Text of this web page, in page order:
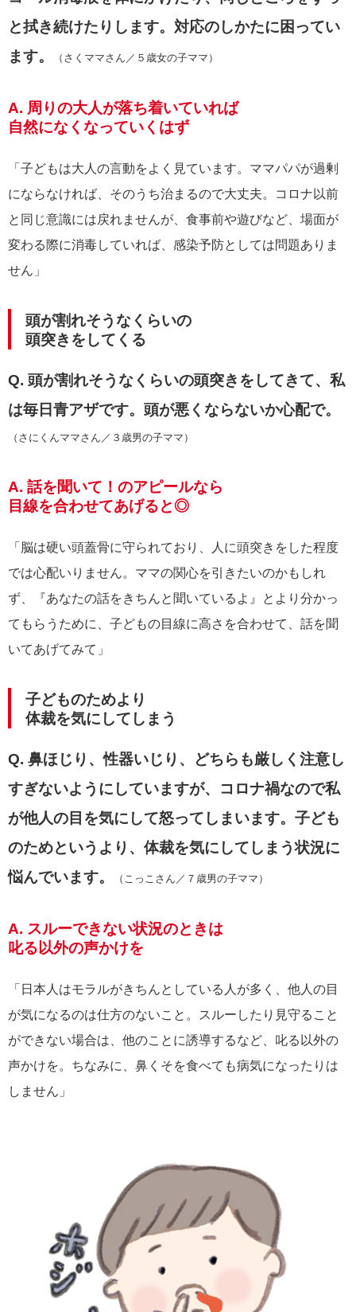
と拭き続けたりします。対応のしかたに困ってい
ます。
（さくママさん／５歳女の子ママ）
A. 周りの大人が落ち着いていれば
自然になくなっていくはず
「子どもは大人の言動をよく見ています。ママパパが過剰
にならなければ、そのうち治まるので大丈夫。コロナ以前
と同じ意識には戻れませんが、食事前や遊びなど、場面が
変わる際に消毒していれば、感染予防としては問題ありま
せん」
頭が割れそうなくらいの
頭突きをしてくる
Q. 頭が割れそうなくらいの頭突きをしてきて、私
は毎日青アザです。頭が悪くならないか心配で。
（さにくんママさん／３歳男の子ママ）
A. 話を聞いて！のアピールなら
目線を合わせてあげると◎
「脳は硬い頭蓋骨に守られており、人に頭突きをした程度
では心配いりません。ママの関心を引きたいのかもしれ
ず、『あなたの話をきちんと聞いているよ』とより分かっ
てもらうために、子どもの目線に高さを合わせて、話を聞
いてあげてみて」
子どものためより
体裁を気にしてしまう
Q. 鼻ほじり、性器いじり、どちらも厳しく注意し
すぎないようにしていますが、コロナ禍なので私
が他人の目を気にして怒ってしまいます。子ども
のためというより、体裁を気にしてしまう状況に
悩んでいます。
（こっこさん／７歳男の子ママ）
A. スルーできない状況のときは
叱る以外の声かけを
「日本人はモラルがきちんとしている人が多く、他人の目
が気になるのは仕方のないこと。スルーしたり見守ること
ができない場合は、他のことに誘導するなど、叱る以外の
声かけを。ちなみに、鼻くそを食べても病気になったりは
しません」